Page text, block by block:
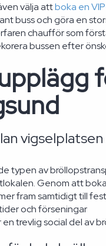
välja attboka en
buss och göra en
chaufför som
bussen efter
typen av
Genom att
fram samtidigt till
och förseningar
trevlig social del av